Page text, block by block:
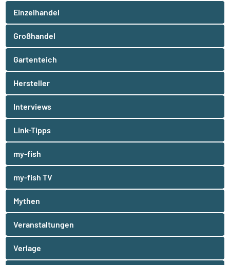
Einzelhandel
Großhandel
Gartenteich
Hersteller
Interviews
Link-Tipps
my-fish
my-fish TV
Mythen
Veranstaltungen
Verlage